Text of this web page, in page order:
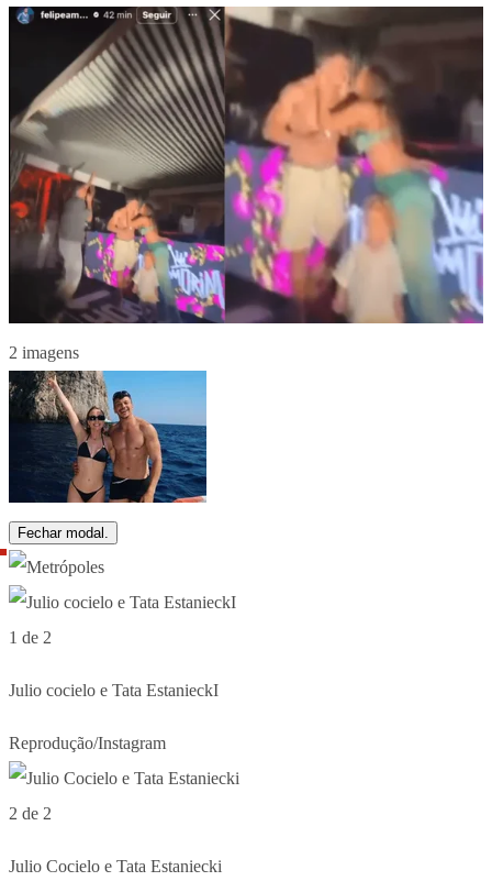
2 imagens
Fechar modal.
1 de 2
Julio cocielo e Tata EstanieckI
Reprodução/Instagram
2 de 2
Julio Cocielo e Tata Estaniecki